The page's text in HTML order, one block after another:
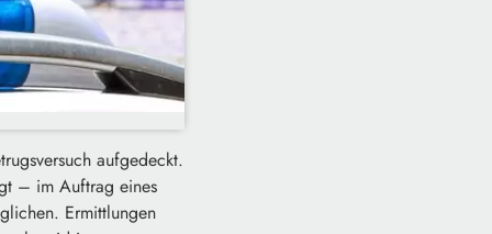
aufgedeckt.
– im Auftrag eines
Ermittlungen